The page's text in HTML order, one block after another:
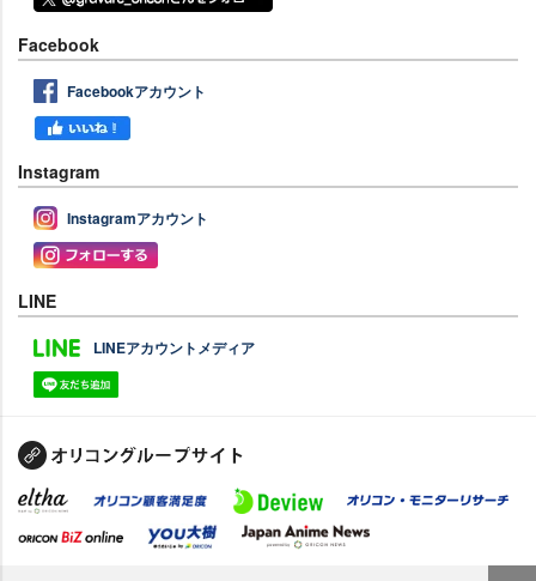
Facebook
Facebookアカウント
Instagram
Instagramアカウント
LINE
LINEアカウントメディア